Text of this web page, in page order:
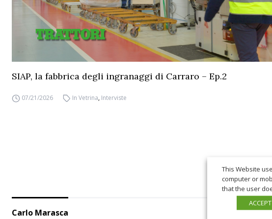
SIAP, la fabbrica degli ingranaggi di Carraro – Ep.2
07/21/2026 In Vetrina, Interviste
Carlo Marasca
This Website
computer or
that the user
ACCEPT